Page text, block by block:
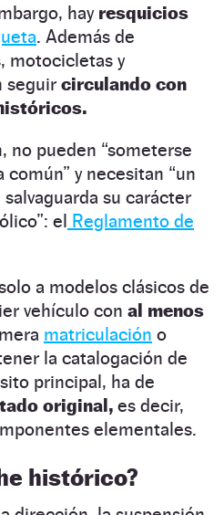
hay resquicios
. Además de
motocicletas y
seguir circulando con
no pueden “someterse
y necesitan “un
su carácter
el Reglamento de
a modelos clásicos de
vehículo con al menos
matriculación o
la catalogación de
principal, ha de
original, es decir,
elementales.
histórico?